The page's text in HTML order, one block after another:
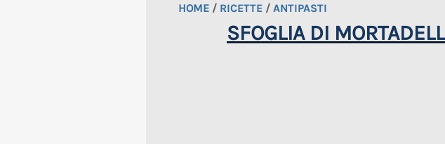
HOME / RICETTE / ANTIPASTI
SFOGLIA DI